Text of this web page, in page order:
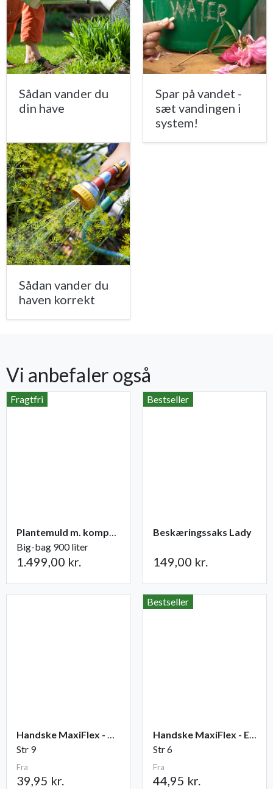
Sådan vander du
din have
Spar på vandet -
sæt vandingen i
system!
Sådan vander du
haven korrekt
Vi anbefaler også
Fragtfri
Plantemuld m. kompost fra Champost
Big-bag 900 liter
1.499,00 kr.
Bestseller
Beskæringssaks Lady
149,00 kr.
Handske MaxiFlex - Ultimate
Str 9
Fra
39,95 kr.
Bestseller
Handske MaxiFlex - Endurance
Str 6
Fra
44,95 kr.